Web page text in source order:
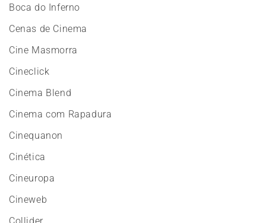
Boca do Inferno
Cenas de Cinema
Cine Masmorra
Cineclick
Cinema Blend
Cinema com Rapadura
Cinequanon
Cinética
Cineuropa
Cineweb